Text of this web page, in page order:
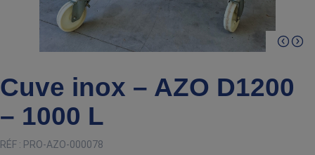
Cuve inox – AZO D1200
– 1000 L
RÉF : PRO-AZO-000078